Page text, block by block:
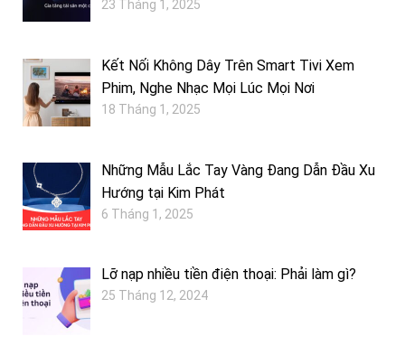
23 Tháng 1, 2025
Kết Nối Không Dây Trên Smart Tivi Xem
Phim, Nghe Nhạc Mọi Lúc Mọi Nơi
18 Tháng 1, 2025
Những Mẫu Lắc Tay Vàng Đang Dẫn Đầu Xu
Hướng tại Kim Phát
6 Tháng 1, 2025
Lỡ nạp nhiều tiền điện thoại: Phải làm gì?
25 Tháng 12, 2024